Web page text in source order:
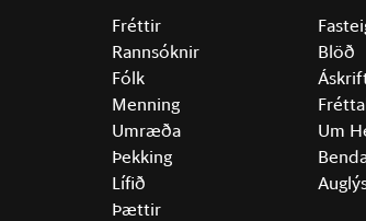
Fréttir
Rannsóknir
Fólk
Menning
Umræða
Þekking
Lífið
Þættir
Blöð
Um